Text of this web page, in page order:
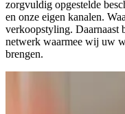
zorgvuldig opgestelde
en onze eigen kanalen.
verkoopstyling. Daarnaast
netwerk waarmee wij uw
brengen.